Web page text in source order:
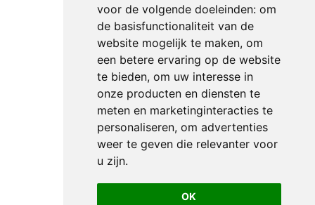
voor de volgende doeleinden: om
de basisfunctionaliteit van de
website mogelijk te maken, om
een betere ervaring op de website
te bieden, om uw interesse in
onze producten en diensten te
meten en marketinginteracties te
personaliseren, om advertenties
weer te geven die relevanter voor
u zijn.
OK